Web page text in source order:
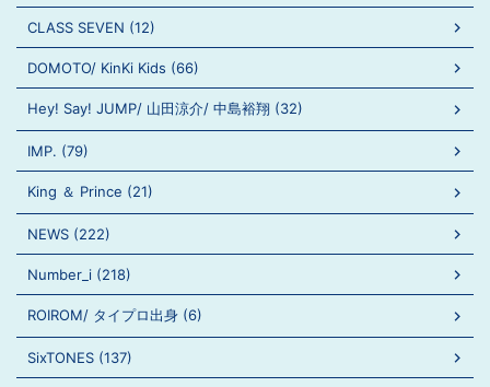
CLASS SEVEN (12)
DOMOTO/ KinKi Kids (66)
Hey! Say! JUMP/ 山田涼介/ 中島裕翔 (32)
IMP. (79)
King ＆ Prince (21)
NEWS (222)
Number_i (218)
ROIROM/ タイプロ出身 (6)
SixTONES (137)